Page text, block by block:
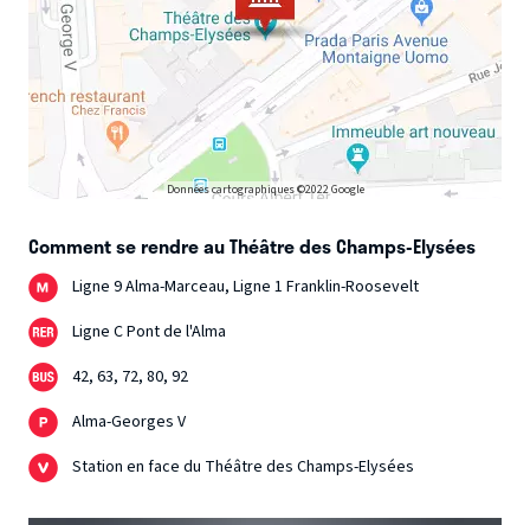
Données cartographiques ©2022 Google
Comment se rendre au Théâtre des Champs-Elysées
Ligne 9 Alma-Marceau, Ligne 1 Franklin-Roosevelt
Ligne C Pont de l'Alma
42, 63, 72, 80, 92
Alma-Georges V
Station en face du Théâtre des Champs-Elysées